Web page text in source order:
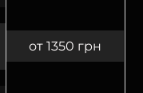
от 1350 грн